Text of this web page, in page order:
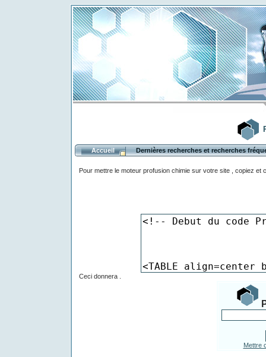
Accueil Dernières recherches et recherches
Pour mettre le moteur profusion chimie sur votre site , copiez et
Ceci donnera .
Mettre